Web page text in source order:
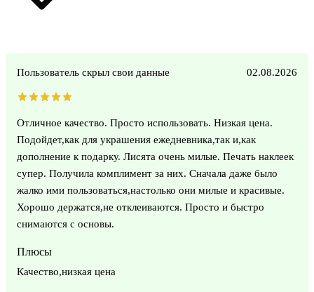
Пользователь скрыл свои данные 02.08.2026
Отличное качество. Просто использовать. Низкая цена.
Подойдет,как для украшения ежедневника,так и,как
дополнение к подарку. Лисята очень милые. Печать наклеек
супер. Получила комплимент за них. Сначала даже было
жалко ими пользоваться,настолько они милые и красивые.
Хорошо держатся,не отклеиваются. Просто и быстро
снимаются с основы.
Плюсы
Качество,низкая цена